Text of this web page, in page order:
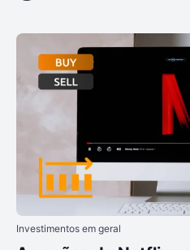
Investimentos em geral